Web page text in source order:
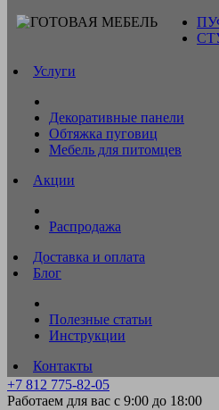
Услуги
Декоративные панели
Обтяжка пуговиц
Мебель для питомцев
Акции
Распродажа
Доставка и оплата
Блог
Полезные статьи
Инструкции
Контакты
+7 812 775-82-05
Работаем для вас с 9:00 до 18:00